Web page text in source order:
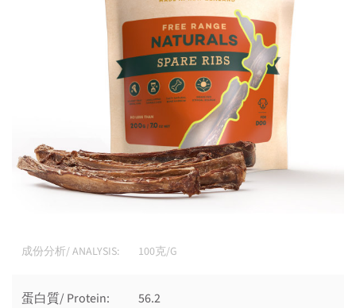
成份分析/ ANALYSIS: 100克/G
蛋白質/ Protein: 56.2